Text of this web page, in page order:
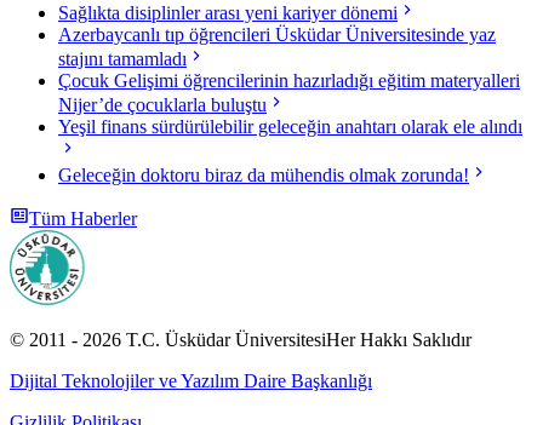
Sağlıkta disiplinler arası yeni kariyer dönemi
Azerbaycanlı tıp öğrencileri Üsküdar Üniversitesinde yaz
stajını tamamladı
Çocuk Gelişimi öğrencilerinin hazırladığı eğitim materyalleri
Nijer’de çocuklarla buluştu
Yeşil finans sürdürülebilir geleceğin anahtarı olarak ele alındı
Geleceğin doktoru biraz da mühendis olmak zorunda!
Tüm Haberler
© 2011 - 2026 T.C. Üsküdar ÜniversitesiHer Hakkı Saklıdır
Dijital Teknolojiler ve Yazılım Daire Başkanlığı